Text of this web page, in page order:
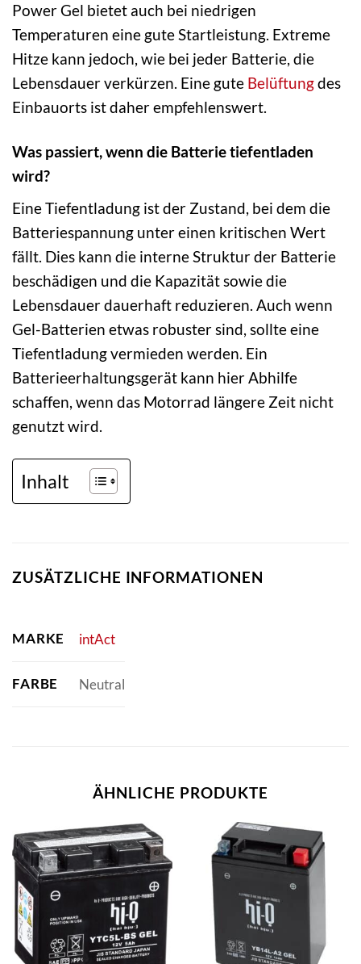
Power Gel bietet auch bei niedrigen
Temperaturen eine gute Startleistung. Extreme
Hitze kann jedoch, wie bei jeder Batterie, die
Lebensdauer verkürzen. Eine gute Belüftungdes
Einbauorts ist daher empfehlenswert.
Was passiert, wenn die Batterie tiefentladen
wird?
Eine Tiefentladung ist der Zustand, bei dem die
Batteriespannung unter einen kritischen Wert
fällt. Dies kann die interne Struktur der Batterie
beschädigen und die Kapazität sowie die
Lebensdauer dauerhaft reduzieren. Auch wenn
Gel-Batterien etwas robuster sind, sollte eine
Tiefentladung vermieden werden. Ein
Batterieerhaltungsgerät kann hier Abhilfe
schaffen, wenn das Motorrad längere Zeit nicht
genutzt wird.
Inhalt
ZUSÄTZLICHE INFORMATIONEN
MARKE intAct
FARBE Neutral
ÄHNLICHE PRODUKTE